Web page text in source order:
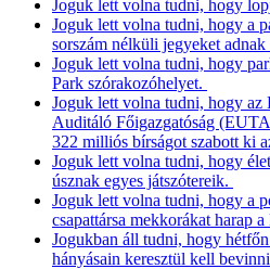
Joguk lett volna tudni, hogy
Joguk lett volna tudni, hogy a
sorszám nélküli jegyeket adnak
Joguk lett volna tudni, hogy
Park szórakozóhelyet.
Joguk lett volna tudni, hogy az
Auditáló Főigazgatóság
322 milliós bírságot szabott ki
Joguk lett volna tudni, hogy
úsznak egyes játszótereik.
Joguk lett volna tudni, hogy a
csapattársa mekkorákat harap
Jogukban áll tudni, hogy
hányásain keresztül kell